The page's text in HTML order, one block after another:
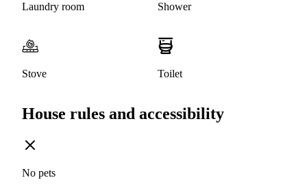
Laundry room Shower
Stove Toilet
House rules and accessibility
No pets